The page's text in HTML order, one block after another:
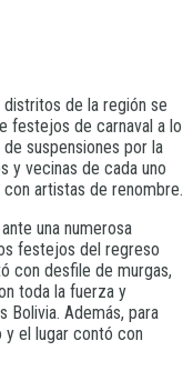
distritos de la región se
festejos de carnaval a lo
suspensiones por la
y vecinas de cada uno
artistas de renombre.
una numerosa
festejos del regreso
con desfile de murgas,
toda la fuerza y
Bolivia. Además, para
el lugar contó con